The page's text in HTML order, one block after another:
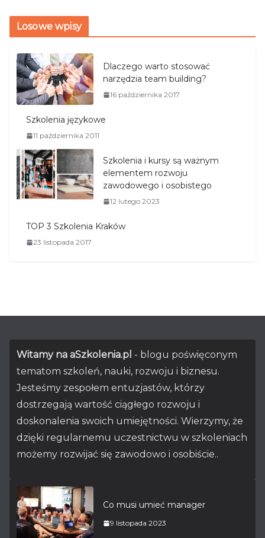
Losowe wpisy
Dlaczego warto stosować
narzędzia team building?
16 października 2017
Szkolenia językowe
11 października 2011
Szkolenia i kursy są ważnym
elementem rozwoju
zawodowego i osobistego
12 lutego 2023
TOP 3 Szkolenia Kraków
23 listopada 2017
Witamy na aSzkolenia.pl - blogu poświęconym
tematom szkoleń, nauki, rozwoju i biznesu.
Jesteśmy zespołem entuzjastów, którzy
dostrzegają wartość ciągłego rozwoju i
doskonalenia swoich umiejętności. Wierzymy, że
dzięki regularnemu uczestnictwu w szkoleniach
możemy rozwijać się zawodowo i osobiście..
Co musi umieć manager
9 listopada 2023